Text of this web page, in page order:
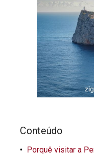
Conteúdo
Porquê visitar a